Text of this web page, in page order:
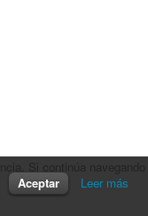
Aceptar Leer más